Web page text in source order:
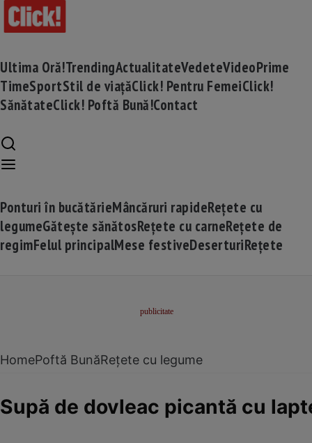
Ultima Oră!TrendingActualitateVedeteVideoPrime
TimeSportStil de viațăClick! Pentru FemeiClick!
SănătateClick! Poftă Bună!Contact
Ponturi în bucătărieMâncăruri rapideRețete cu
legumeGătește sănătosRețete cu carneRețete de
regimFelul principalMese festiveDeserturiRețete
HomePoftă BunăRețete cu legume
Supă de dovleac picantă cu